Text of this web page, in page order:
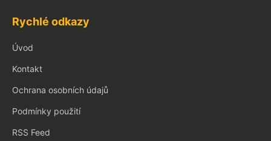
Rychlé odkazy
Úvod
Kontakt
Ochrana osobních údajů
Podmínky použití
RSS Feed